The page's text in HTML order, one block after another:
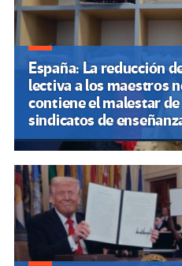
España: La reducción
lectiva a los maestros
contiene el malestar
sindicatos de